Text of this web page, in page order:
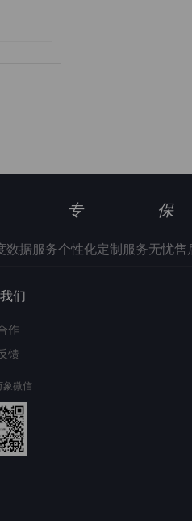
数据服务
专
个性化定制服务
保
无忧售
们
作
馈
象微信